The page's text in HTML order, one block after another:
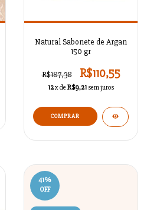
Natural Sabonete de Argan
150 gr
R$187,38 R$110,55
12x de R$9,21 sem juros
41%
OFF